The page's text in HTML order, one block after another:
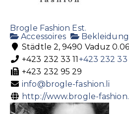
Brogle Fashion Est.
Accessoires
Bekleidung
Städtle 2, 9490 Vaduz
+423 232 33 11+423 232 33
+423 232 95 29
info@brogle-fashion.li
http://www.brogle-